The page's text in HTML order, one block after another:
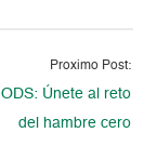
Proximo Post:
ODS: Únete al reto
del hambre cero